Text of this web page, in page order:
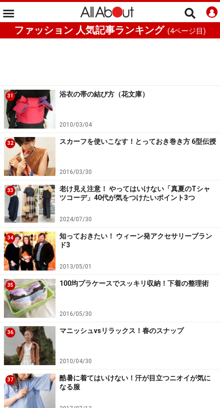
ファッション 人気記事ランキング (4ページ目)
31 浴衣の帯の結び方（花文庫）
2010/03/04
32 スカーフを使いこなす！とっておき巻き方 6型伝授
2016/03/30
33
老け見え注意！ やってはいけない「真夏のTシャ
ツコーデ」40代が気をつけたいポイント3つ
2024/07/30
34
知っておきたい！ ウィーン発アクセサリーブラン
ド3
2013/05/01
35 100均プラケースでスッキリ収納！下着の整理術
2016/05/30
36 マニッシュvsリラックス！春のスナップ
2010/04/30
37
酷暑に着てはいけない！汗が目立つニオイが気に
なる服